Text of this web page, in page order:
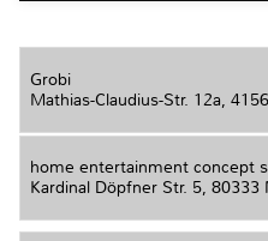
Grobi
Mathias-Claudius-Str. 12a,
home entertainment concept
Kardinal Döpfner Str. 5, 80333